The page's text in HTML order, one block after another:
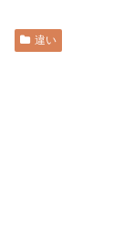
違い